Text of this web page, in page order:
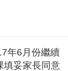
年6月份繼續
填妥家長同意